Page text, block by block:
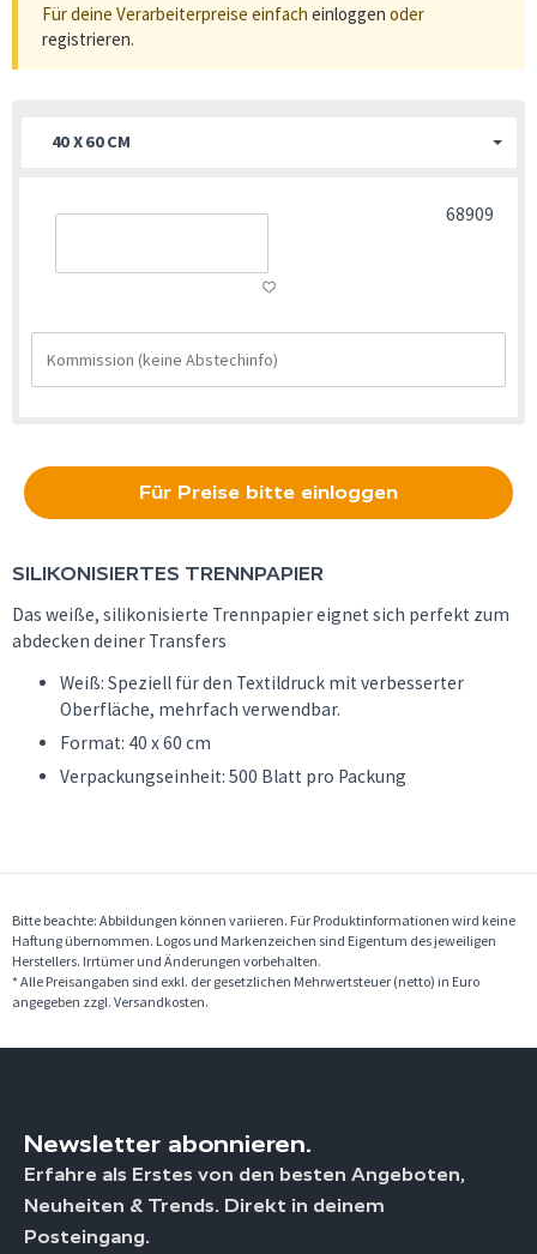
Für deine Verarbeiterpreise einfach einloggen oder
registrieren.
40 X 60 CM
68909
Für Preise bitte einloggen
SILIKONISIERTES TRENNPAPIER
Das weiße, silikonisierte Trennpapier eignet sich perfekt zum
abdecken deiner Transfers
Weiß: Speziell für den Textildruck mit verbesserter
Oberfläche, mehrfach verwendbar.
Format: 40 x 60 cm
Verpackungseinheit: 500 Blatt pro Packung
Bitte beachte: Abbildungen können variieren. Für Produktinformationen wird keine
Haftung übernommen. Logos und Markenzeichen sind Eigentum des jeweiligen
Herstellers. Irrtümer und Änderungen vorbehalten.
* Alle Preisangaben sind exkl. der gesetzlichen Mehrwertsteuer (netto) in Euro
angegeben zzgl. Versandkosten.
Newsletter abonnieren.
Erfahre als Erstes von den besten Angeboten,
Neuheiten & Trends. Direkt in deinem
Posteingang.